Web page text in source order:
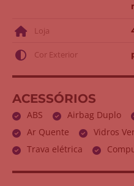
Loja
Cor Exterior
ACESSÓRIOS
ABS Airbag Duplo
Ar Quente
Vidros
Trava elétrica